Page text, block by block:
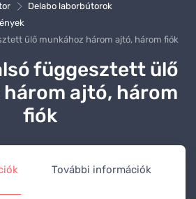
Delabo laborbútorok
ülő munkához három ajtó, három fiók
függesztett ülő
ajtó, három
fiók
További információk